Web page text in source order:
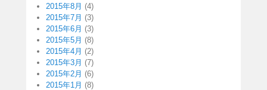
2015年8月 (4)
2015年7月 (3)
2015年6月 (3)
2015年5月 (8)
2015年4月 (2)
2015年3月 (7)
2015年2月 (6)
2015年1月 (8)